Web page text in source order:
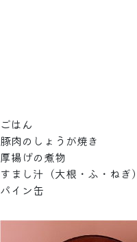
ごはん
豚肉のしょうが焼き
厚揚げの煮物
すまし汁（大根・ふ・ね
パイン缶